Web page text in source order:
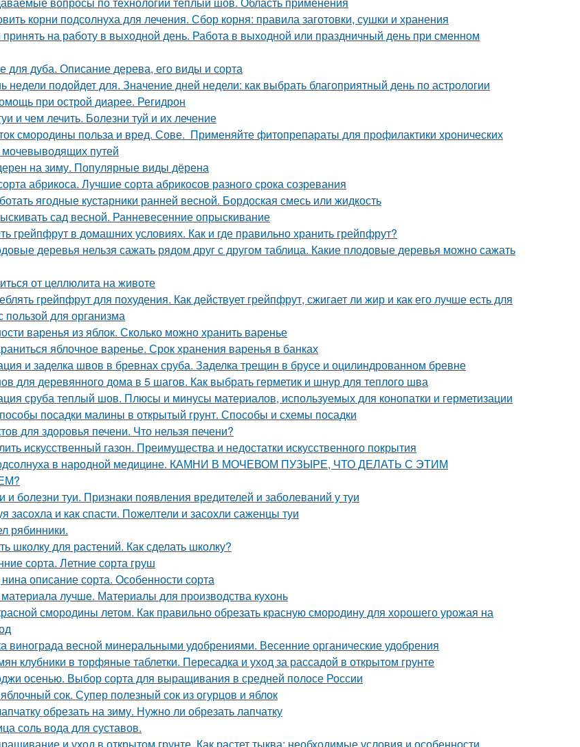
корни подсолнуха для лечения. Сбор корня: правила заготовки, сушки и хранения
на работу в выходной день. Работа в выходной или праздничный день при сменном
для дуба. Описание дерева, его виды и сорта
недели подойдет для. Значение дней недели: как выбрать благоприятный день по астрологии
при острой диарее. Регидрон
и чем лечить. Болезни туй и их лечение
смородины польза и вред. Сове. Применяйте фитопрепараты для профилактики хронических
путей
на зиму. Популярные виды дёрена
абрикоса. Лучшие сорта абрикосов разного срока созревания
ягодные кустарники ранней весной. Бордоская смесь или жидкость
сад весной. Ранневесенние опрыскивание
грейпфрут в домашних условиях. Как и где правильно хранить грейпфрут?
деревья нельзя сажать рядом друг с другом таблица. Какие плодовые деревья можно сажать
от целлюлита на животе
грейпфрут для похудения. Как действует грейпфрут, сжигает ли жир и как его лучше есть для
пользой для организма
варенья из яблок. Сколько можно хранить варенье
яблочное варенье. Срок хранения варенья в банках
и заделка швов в бревнах сруба. Заделка трещин в брусе и оцилиндрованном бревне
для деревянного дома в 5 шагов. Как выбрать герметик и шнур для теплого шва
сруба теплый шов. Плюсы и минусы материалов, используемых для конопатки и герметизации
посадки малины в открытый грунт. Способы и схемы посадки
для здоровья печени. Что нельзя печени?
искусственный газон. Преимущества и недостатки искусственного покрытия
в народной медицине. КАМНИ В МОЧЕВОМ ПУЗЫРЕ, ЧТО ДЕЛАТЬ С ЭТИМ
и болезни туи. Признаки появления вредителей и заболеваний у туи
засохла и как спасти. Пожелтели и засохли саженцы туи
рябинники.
школку для растений. Как сделать школку?
сорта. Летние сорта груш
описание сорта. Особенности сорта
материала лучше. Материалы для производства кухонь
смородины летом. Как правильно обрезать красную смородину для хорошего урожая на
винограда весной минеральными удобрениями. Весенние органические удобрения
клубники в торфяные таблетки. Пересадка и уход за рассадой в открытом грунте
осенью. Выбор сорта для выращивания в средней полосе России
сок. Супер полезный сок из огурцов и яблок
обрезать на зиму. Нужно ли обрезать лапчатку
соль вода для суставов.